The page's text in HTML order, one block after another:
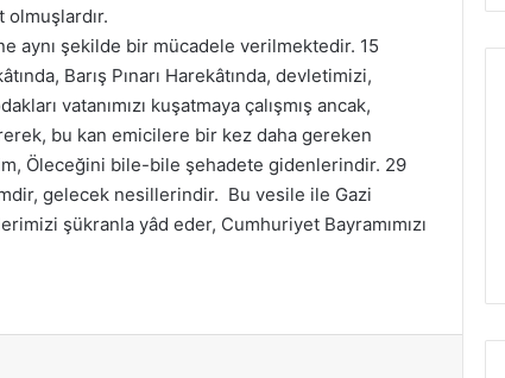
aynı şekilde bir mücadele verilmektedir. 15
Barış Pınarı Harekâtında, devletimizi,
vatanımızı kuşatmaya çalışmış ancak,
bu kan emicilere bir kez daha gereken
Öleceğini bile-bile şehadete gidenlerindir. 29
gelecek nesillerindir. Bu vesile ile Gazi
şükranla yâd eder, Cumhuriyet Bayramımızı